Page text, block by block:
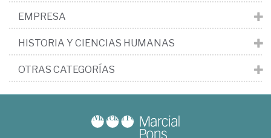
EMPRESA
HISTORIA Y CIENCIAS HUMANAS
OTRAS CATEGORÍAS